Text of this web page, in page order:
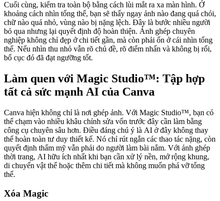
Cuối cùng, kiểm tra toàn bộ bằng cách lùi mắt ra xa màn hình. Ở
khoảng cách nhìn tổng thể, bạn sẽ thấy ngay ảnh nào đang quá chói,
chữ nào quá nhỏ, vùng nào bị nặng lệch. Đây là bước nhiều người
bỏ qua nhưng lại quyết định độ hoàn thiện. Ảnh ghép chuyên
nghiệp không chỉ đẹp ở chi tiết gần, mà còn phải ổn ở cái nhìn tổng
thể. Nếu nhìn thu nhỏ vẫn rõ chủ đề, rõ điểm nhấn và không bị rối,
bố cục đó đã đạt ngưỡng tốt.
Làm quen với Magic Studio™: Tập hợp
tất cả sức mạnh AI của Canva
Canva hiện không chỉ là nơi ghép ảnh. Với Magic Studio™, bạn có
thể chạm vào nhiều khâu chỉnh sửa vốn trước đây cần làm bằng
công cụ chuyên sâu hơn. Điều đáng chú ý là AI ở đây không thay
thế hoàn toàn tư duy thiết kế. Nó chỉ rút ngắn các thao tác nặng, còn
quyết định thẩm mỹ vẫn phải do người làm bài nắm. Với ảnh ghép
thời trang, AI hữu ích nhất khi bạn cần xử lý nền, mở rộng khung,
di chuyển vật thể hoặc thêm chi tiết mà không muốn phá vỡ tổng
thể.
Xóa Magic